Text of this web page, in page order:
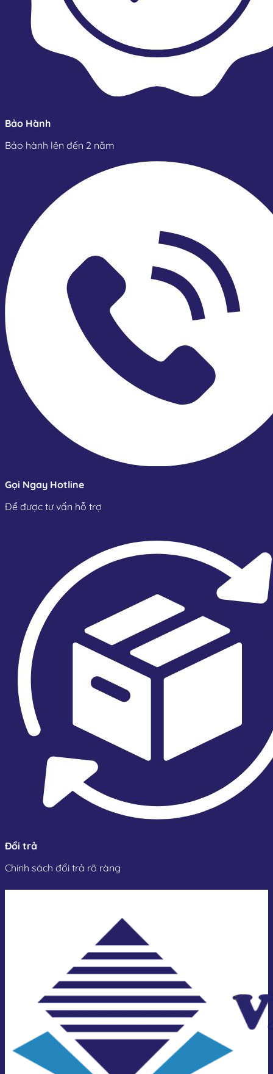
Bảo Hành
Bảo hành lên đến 2 năm
Gọi Ngay Hotline
Để được tư vấn hỗ trợ
Đổi trả
Chính sách đổi trả rõ ràng